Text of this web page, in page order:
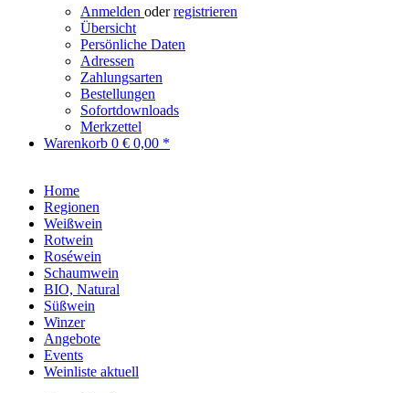
Anmelden oderregistrieren
Übersicht
Persönliche Daten
Adressen
Zahlungsarten
Bestellungen
Sofortdownloads
Merkzettel
Warenkorb 0 € 0,00 *
Home
Regionen
Weißwein
Rotwein
Roséwein
Schaumwein
BIO, Natural
Süßwein
Winzer
Angebote
Events
Weinliste aktuell